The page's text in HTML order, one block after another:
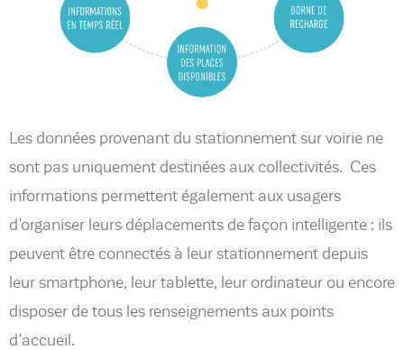
Les données provenant du stationnement sur voirie ne
sont pas uniquement destinées aux collectivités. Ces
informations permettent également aux usagers
d’organiser leurs déplacements de façon intelligente : ils
peuvent être connectés à leur stationnement depuis
leur smartphone, leur tablette, leur ordinateur ou encore
disposer de tous les renseignements aux points
d’accueil.